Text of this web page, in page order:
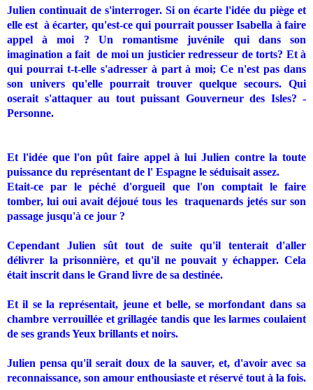
Julien continuait de s'interroger. Si on écarte l'idée du piège et
elle est à écarter, qu'est-ce qui pourrait pousser Isabella à faire
appel à moi ? Un romantisme juvénile qui dans son
imagination a fait de moi un justicier redresseur de torts? Et à
qui pourrai t-t-elle s'adresser à part à moi; Ce n'est pas dans
son univers qu'elle pourrait trouver quelque secours. Qui
oserait s'attaquer au tout puissant Gouverneur des Isles? -
Personne.
Et l'idée que l'on pût faire appel à lui Julien contre la toute
puissance du représentant de l' Espagne le séduisait assez.
Etait-ce par le péché d'orgueil que l'on comptait le faire
tomber, lui oui avait déjoué tous les traquenards jetés sur son
passage jusqu'à ce jour ?
Cependant Julien sût tout de suite qu'il tenterait d'aller
délivrer la prisonnière, et qu'il ne pouvait y échapper. Cela
était inscrit dans le Grand livre de sa destinée.
Et il se la représentait, jeune et belle, se morfondant dans sa
chambre verrouillée et grillagée tandis que les larmes coulaient
de ses grands Yeux brillants et noirs.
Julien pensa qu'il serait doux de la sauver, et, d'avoir avec sa
reconnaissance, son amour enthousiaste et réservé tout à la fois.